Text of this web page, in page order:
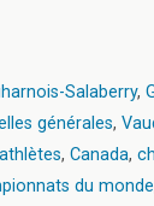
Salaberry,
générales,
athlètes, Canada,
du monde